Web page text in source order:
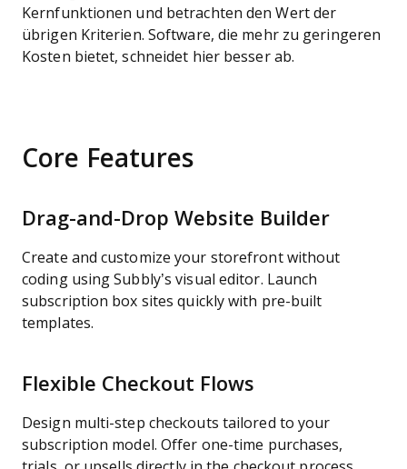
Kernfunktionen und betrachten den Wert der
übrigen Kriterien. Software, die mehr zu geringeren
Kosten bietet, schneidet hier besser ab.
Core Features
Drag-and-Drop Website Builder
Create and customize your storefront without
coding using Subbly’s visual editor. Launch
subscription box sites quickly with pre-built
templates.
Flexible Checkout Flows
Design multi-step checkouts tailored to your
subscription model. Offer one-time purchases,